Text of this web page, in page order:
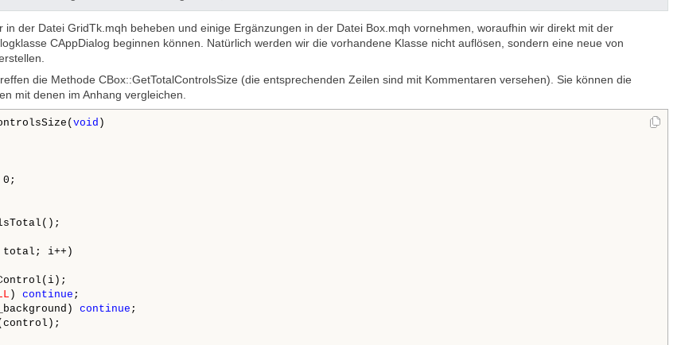
in der Datei GridTk.mqh beheben und einige Ergänzungen in der Datei Box.mqh vornehmen, woraufhin wir direkt mit der
CAppDialog beginnen können. Natürlich werden wir die vorhandene Klasse nicht auflösen, sondern eine neue von
die Methode CBox::GetTotalControlsSize (die entsprechenden Zeilen sind mit Kommentaren versehen). Sie können die
mit denen im Anhang vergleichen.
void )
i++)
) continue ;
continue ;